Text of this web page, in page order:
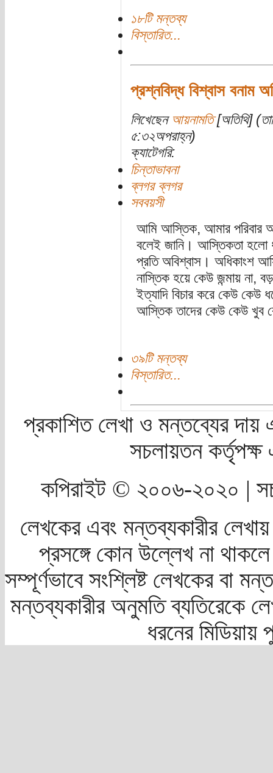
১৮টি মন্তব্য
বিস্তারিত...
প্রশ্নবিদ্ধ বিশ্বাস বনাম
লিখেছেন আয়নামতি[অতিথি]
৫:৩২অপরাহ্ন)
ক্যাটেগরি:
চিন্তাভাবনা
ব্লগর ব্লগর
সববয়সী
আমি আস্তিক, আমার পরিবার
বলেই জানি। আস্তিকতা হলো
প্রতি অবিশ্বাস। অধিকাংশ
নাস্তিক হয়ে কেউ জন্মায় না,
ইত্যাদি বিচার করে কেউ কেউ
আস্তিক তাদের কেউ কেউ খুব
৩৯টি মন্তব্য
বিস্তারিত...
প্রকাশিত লেখা ও মন্তব্যের দায়
সচলায়তন
কপিরাইট © ২০০৬-২০২০ |
লেখকের এবং মন্তব্যকারীর
প্রসঙ্গে কোন উল্লেখ না
সম্পূর্ণভাবে সংশ্লিষ্ট লেখকের বা
মন্তব্যকারীর অনুমতি ব্যতিরেকে
ধরনের মিডিয়ায়